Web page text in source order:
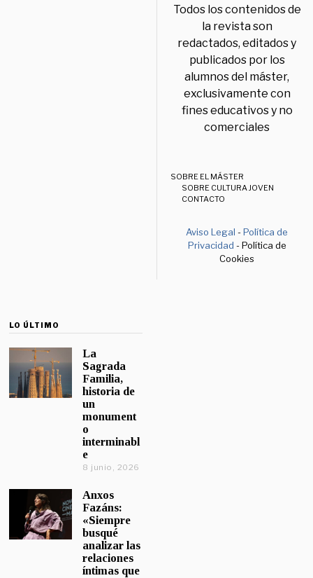
Todos los contenidos de
la revista son
redactados, editados y
publicados por los
alumnos del máster,
exclusivamente con
fines educativos y no
comerciales
SOBRE EL MÁSTER
SOBRE CULTURA JOVEN
CONTACTO
Aviso Legal -Política de
Privacidad - Política de
Cookies
LO ÚLTIMO
La
Sagrada
Familia,
historia de
un
monument
o
interminabl
e
8 junio, 2026
Anxos
Fazáns:
«Siempre
busqué
analizar las
relaciones
íntimas que